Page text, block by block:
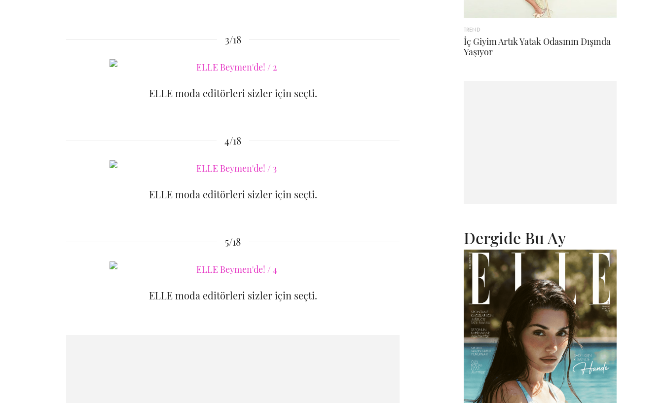
3/18
ELLE moda editörleri sizler için seçti.
4/18
ELLE moda editörleri sizler için seçti.
5/18
ELLE moda editörleri sizler için seçti.
TREND
İç Giyim Artık Yatak Odasının Dışında
Yaşıyor
Dergide Bu Ay